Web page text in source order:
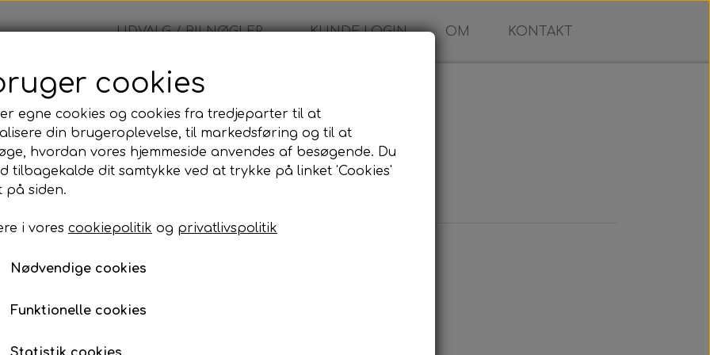
UDVALG / BILNØGLER KUNDE LOGIN OM KONTAKT
Mazda - Nøglehus
170,00 kr.
Antal
Tilføj til kurv
cookies
egne cookies og cookies fra tredjeparter til at
din brugeroplevelse, til markedsføring og til at
hvordan vores hjemmeside anvendes af besøgende. Du
tilbagekalde dit samtykke ved at trykke på linket 'Cookies'
på siden.
i vores cookiepolitik og privatlivspolitik
Nødvendige cookies
Funktionelle cookies